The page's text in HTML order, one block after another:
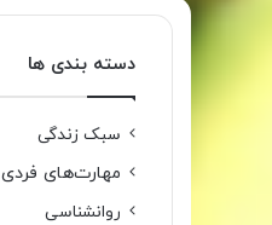
دسته بندی ها
سبک زندگی
مهارت‌های فردی
روانشناسی